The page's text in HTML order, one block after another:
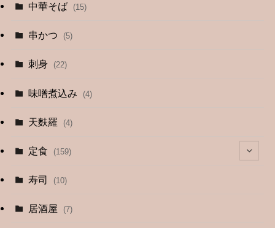
中華そば (15)
串かつ (5)
刺身 (22)
味噌煮込み (4)
天麩羅 (4)
定食 (159)
(4)
(9)
寿司 (10)
居酒屋 (7)